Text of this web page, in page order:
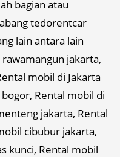
bagian atau
tedorentcar
lain antara lain
jakarta,
mobil di Jakarta
Rental mobil di
jakarta, Rental
cibubur jakarta,
kunci, Rental mobil